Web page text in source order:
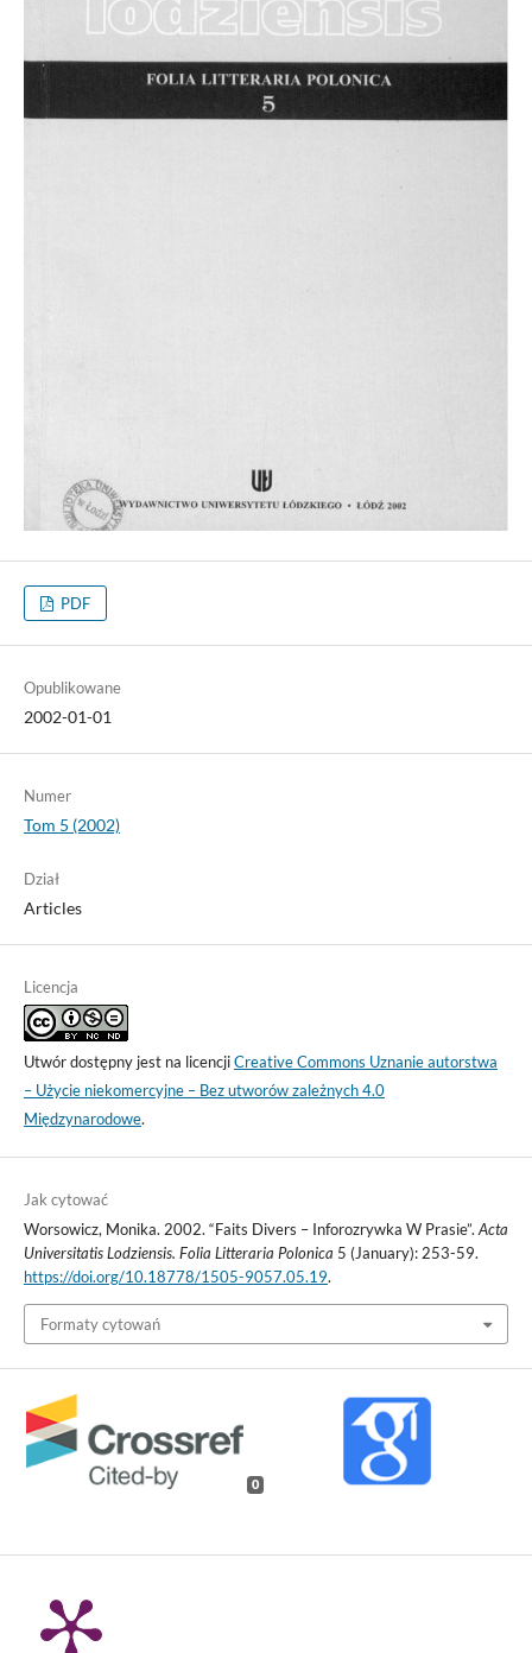
PDF
Opublikowane
2002-01-01
Numer
Tom 5 (2002)
Dział
Articles
Licencja
Utwór dostępny jest na licencjiCreative Commons Uznanie autorstwa
– Użycie niekomercyjne – Bez utworów zależnych 4.0
Międzynarodowe.
Jak cytować
Worsowicz, Monika. 2002. “Faits Divers – Inforozrywka W Prasie”. Acta
Universitatis Lodziensis. Folia Litteraria Polonica 5 (January): 253-59.
https://doi.org/10.18778/1505-9057.05.19.
Formaty cytowań
0